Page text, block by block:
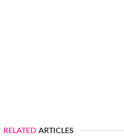
RELATED ARTICLES